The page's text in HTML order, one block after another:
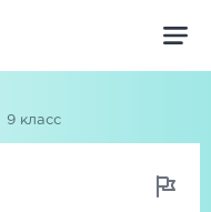
9 класс